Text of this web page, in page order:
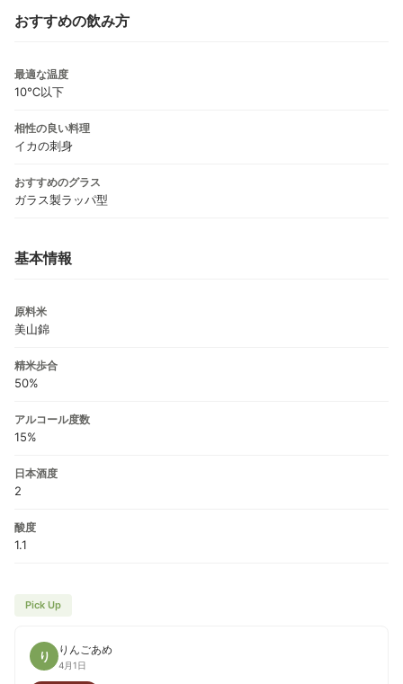
おすすめの飲み方
最適な温度
10℃以下
相性の良い料理
イカの刺身
おすすめのグラス
ガラス製ラッパ型
基本情報
原料米
美山錦
精米歩合
50%
アルコール度数
15%
日本酒度
2
酸度
1.1
Pick Up
り りんごあめ
4月1日